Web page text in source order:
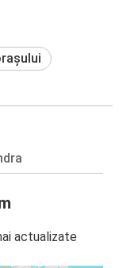
actualizate